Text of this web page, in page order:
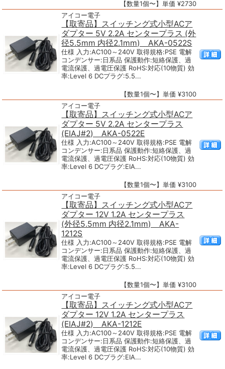
【数量1個〜】単価 ¥2730
アイコー電子
【取寄品】スイッチング式小型ACア
ダプター 5V 2.2A センタープラス (外
径5.5mm 内径2.1mm) AKA-0522S
仕様 入力:AC100～240V 取得規格:PSE 電解
コンデンサー:日系品 保護動作:短絡保護、過
電流保護、過電圧保護 RoHS:対応(10物質) 効
率:Level 6 DCプラグ:5.5...
【数量1個〜】単価 ¥3100
アイコー電子
【取寄品】スイッチング式小型ACア
ダプター 5V 2.2A センタープラス
(EIAJ#2) AKA-0522E
仕様 入力:AC100～240V 取得規格:PSE 電解
コンデンサー:日系品 保護動作:短絡保護、過
電流保護、過電圧保護 RoHS:対応(10物質) 効
率:Level 6 DCプラグ:EIA...
【数量1個〜】単価 ¥3100
アイコー電子
【取寄品】スイッチング式小型ACア
ダプター 12V 1.2A センタープラス
(外径5.5mm 内径2.1mm) AKA-
1212S
仕様 入力:AC100～240V 取得規格:PSE 電解
コンデンサー:日系品 保護動作:短絡保護、過
電流保護、過電圧保護 RoHS:対応(10物質) 効
率:Level 6 DCプラグ:5.5...
【数量1個〜】単価 ¥3100
アイコー電子
【取寄品】スイッチング式小型ACア
ダプター 12V 1.2A センタープラス
(EIAJ#2) AKA-1212E
仕様 入力:AC100～240V 取得規格:PSE 電解
コンデンサー:日系品 保護動作:短絡保護、過
電流保護、過電圧保護 RoHS:対応(10物質) 効
率:Level 6 DCプラグ:EIA...